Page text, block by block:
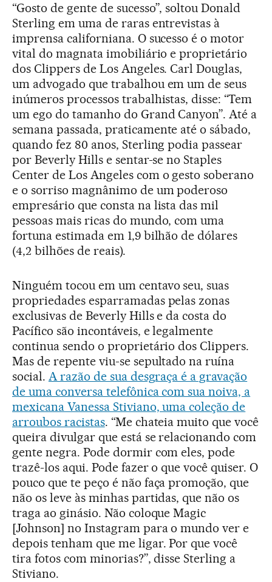
“Gosto de gente de sucesso”, soltou Donald
Sterling em uma de raras entrevistas à
imprensa californiana. O sucesso é o motor
vital do magnata imobiliário e proprietário
dos Clippers de Los Angeles. Carl Douglas,
um advogado que trabalhou em um de seus
inúmeros processos trabalhistas, disse: “Tem
um ego do tamanho do Grand Canyon”. Até a
semana passada, praticamente até o sábado,
quando fez 80 anos, Sterling podia passear
por Beverly Hills e sentar-se no Staples
Center de Los Angeles com o gesto soberano
e o sorriso magnânimo de um poderoso
empresário que consta na lista das mil
pessoas mais ricas do mundo, com uma
fortuna estimada em 1,9 bilhão de dólares
(4,2 bilhões de reais).
Ninguém tocou em um centavo seu, suas
propriedades esparramadas pelas zonas
exclusivas de Beverly Hills e da costa do
Pacífico são incontáveis, e legalmente
continua sendo o proprietário dos Clippers.
Mas de repente viu-se sepultado na ruína
social. A razão de sua desgraça é a gravação
de uma conversa telefônica com sua noiva, a
mexicana Vanessa Stiviano, uma coleção de
arroubos racistas. “Me chateia muito que você
queira divulgar que está se relacionando com
gente negra. Pode dormir com eles, pode
trazê-los aqui. Pode fazer o que você quiser. O
pouco que te peço é não faça promoção, que
não os leve às minhas partidas, que não os
traga ao ginásio. Não coloque Magic
[Johnson] no Instagram para o mundo ver e
depois tenham que me ligar. Por que você
tira fotos com minorias?”, disse Sterling a
Stiviano.